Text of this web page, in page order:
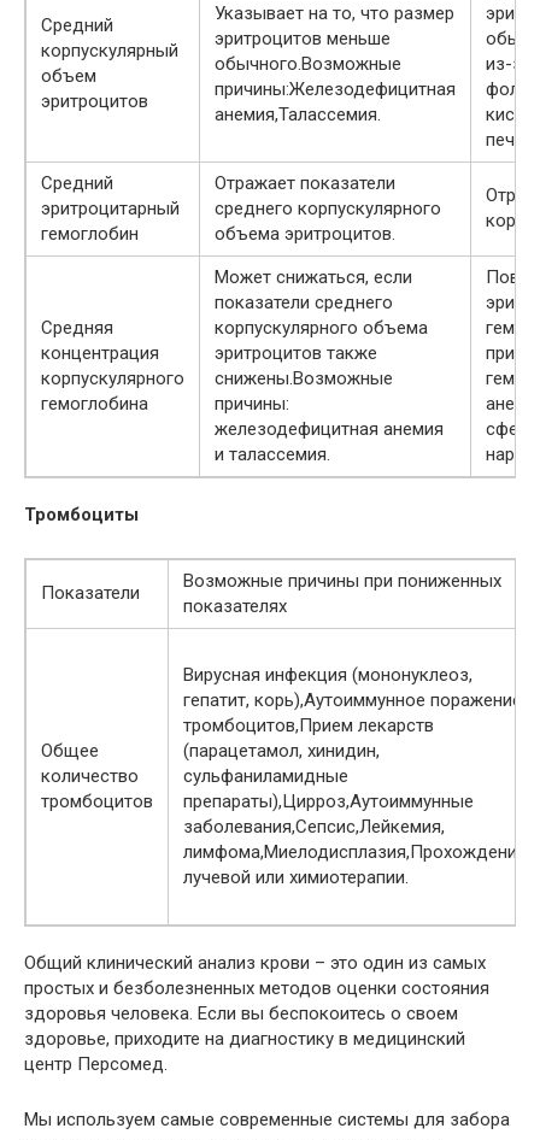
Средний
корпускулярный
объем
эритроцитов
Указывает на то, что размер
эритроцитов меньше
обычного.Возможные
причины:Железодефицитная
анемия,Талассемия.
из-за
Средний
эритроцитарный
гемоглобин
Отражает показатели
среднего корпускулярного
объема эритроцитов.
Средняя
концентрация
корпускулярного
гемоглобина
Может снижаться, если
показатели среднего
корпускулярного объема
эритроцитов также
снижены.Возможные
причины:
железодефицитная анемия
и талассемия.
Тромбоциты
Показатели
Возможные причины при пониженных
показателях
Общее
количество
тромбоцитов
Вирусная инфекция (мононуклеоз,
гепатит, корь),Аутоиммунное поражение
тромбоцитов,Прием лекарств
(парацетамол, хинидин,
сульфаниламидные
препараты),Цирроз,Аутоиммунные
заболевания,Сепсис,Лейкемия,
лимфома,Миелодисплазия,Прохождение
лучевой или химиотерапии.
Общий клинический анализ крови – это один из самых
простых и безболезненных методов оценки состояния
здоровья человека. Если вы беспокоитесь о своем
здоровье, приходите на диагностику в медицинский
центр Персомед.
Мы используем самые современные системы для забора